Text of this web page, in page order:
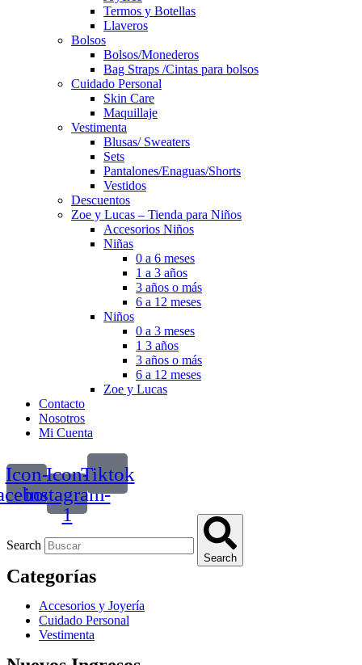
Termos y Botellas
Llaveros
Bolsos
Bolsos/Monederos
Bag Straps /Cintas para bolsos
Cuidado Personal
Skin Care
Maquillaje
Vestimenta
Blusas/ Sweaters
Sets
Pantalones/Enaguas/Shorts
Vestidos
Descuentos
Zoe y Lucas – Tienda para Niños
Accesorios Niños
Niñas
0 a 6 meses
1 a 3 años
3 años o más
6 a 12 meses
Niños
0 a 3 meses
1 3 años
3 años o más
6 a 12 meses
Zoe y Lucas
Contacto
Nosotros
Mi Cuenta
Icon-Icon-
instagram-
1
Tiktok
Search
Search
Categorías
Accesorios y Joyería
Cuidado Personal
Vestimenta